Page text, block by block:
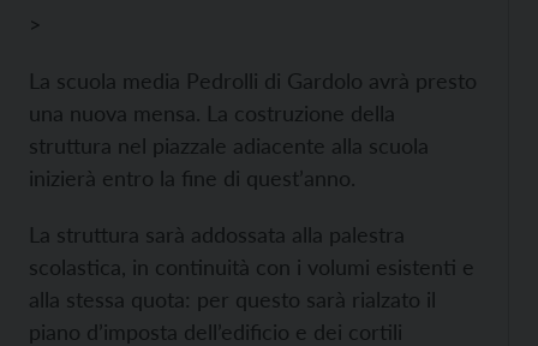
>
La scuola media Pedrolli di Gardolo avrà presto
una nuova mensa. La costruzione della
struttura nel piazzale adiacente alla scuola
inizierà entro la fine di quest’anno.
La struttura sarà addossata alla palestra
scolastica, in continuità con i volumi esistenti e
alla stessa quota: per questo sarà rialzato il
piano d’imposta dell’edificio e dei cortili